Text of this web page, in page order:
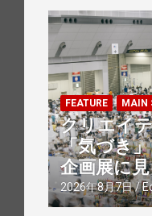
FEATURE MAIN
クリエイ
「気づき
企画展に
2026年8月7日